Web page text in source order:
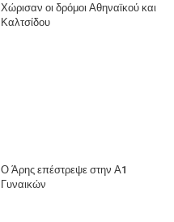
Χώρισαν οι δρόμοι Αθηναϊκού και
Καλτσίδου
Ο Άρης επέστρεψε στην Α1
Γυναικών